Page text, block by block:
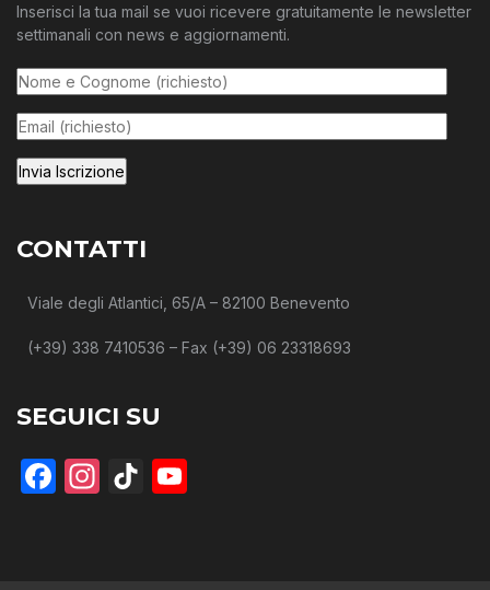
Inserisci la tua mail se vuoi ricevere gratuitamente le newsletter
settimanali con news e aggiornamenti.
CONTATTI
Viale degli Atlantici, 65/A – 82100 Benevento
(+39) 338 7410536 – Fax (+39) 06 23318693
SEGUICI SU
Facebook
Instagram
TikTok